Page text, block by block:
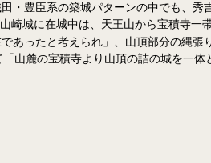
・豊臣系の築城パターンの中でも、秀
崎城に在城中は、天王山から宝積寺一
あったと考えられ」、山頂部分の縄張
山麓の宝積寺より山頂の詰の城を一体